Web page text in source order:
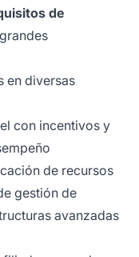
de
en diversas
con incentivos y
de recursos
gestión de
avanzadas